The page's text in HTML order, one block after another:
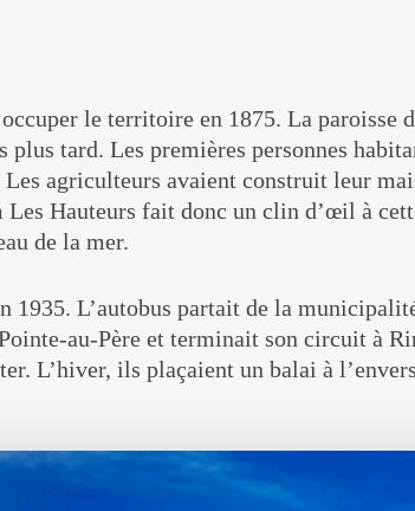
le territoire en 1875. La paroisse
plus tard. Les premières personnes
agriculteurs avaient construit leur
Les Hauteurs fait donc un clin d’œil à
de la mer.
1935. L’autobus partait de la
au-Père et terminait son circuit à
L’hiver, ils plaçaient un balai à